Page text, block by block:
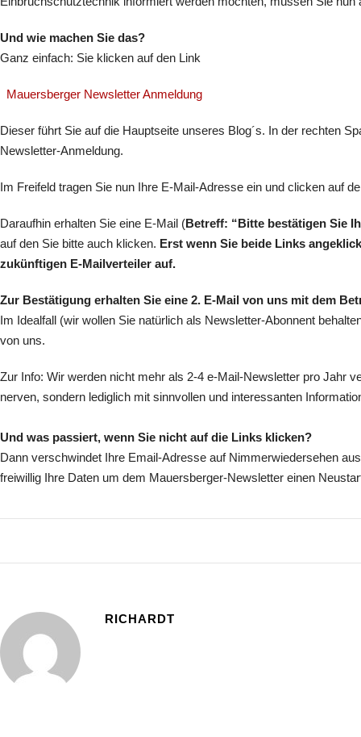
Und wie machen Sie das?
Ganz einfach: Sie klicken auf den Link
Mauersberger Newsletter Anmeldung
Dieser führt Sie auf die Hauptseite unseres Blog´s. In der rechten
Newsletter-Anmeldung.
Im Freifeld tragen Sie nun Ihre E-Mail-Adresse ein und clicken auf
Daraufhin erhalten Sie eine E-Mail (Betreff: “Bitte bestätigen Sie
auf den Sie bitte auch klicken. Erst wenn Sie beide Links
zukünftigen E-Mailverteiler auf.
Zur Bestätigung erhalten Sie eine 2. E-Mail von uns mit dem
Im Idealfall (wir wollen Sie natürlich als Newsletter-Abonnent
von uns.
Zur Info: Wir werden nicht mehr als 2-4 e-Mail-Newsletter pro Jahr
nerven, sondern lediglich mit sinnvollen und interessanten
Und was passiert, wenn Sie nicht auf die Links klicken?
Dann verschwindet Ihre Email-Adresse auf Nimmerwiedersehen
freiwillig Ihre Daten um dem Mauersberger-Newsletter einen
RICHARDT